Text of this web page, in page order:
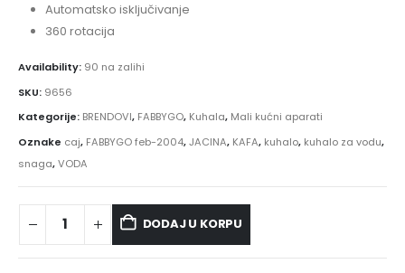
Automatsko isključivanje
360 rotacija
Availability: 90 na zalihi
SKU: 9656
Kategorije: BRENDOVI, FABBYGO, Kuhala, Mali kućni aparati
Oznake caj, FABBYGO feb-2004,JACINA, KAFA, kuhalo, kuhalo za vodu,
snaga,VODA
DODAJ U KORPU